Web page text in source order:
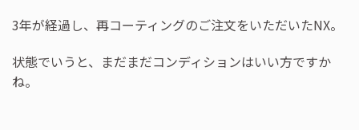
3年が経過し、再コーティングのご注文をいただいたNX。
状態でいうと、まだまだコンディションはいい方ですか
ね。